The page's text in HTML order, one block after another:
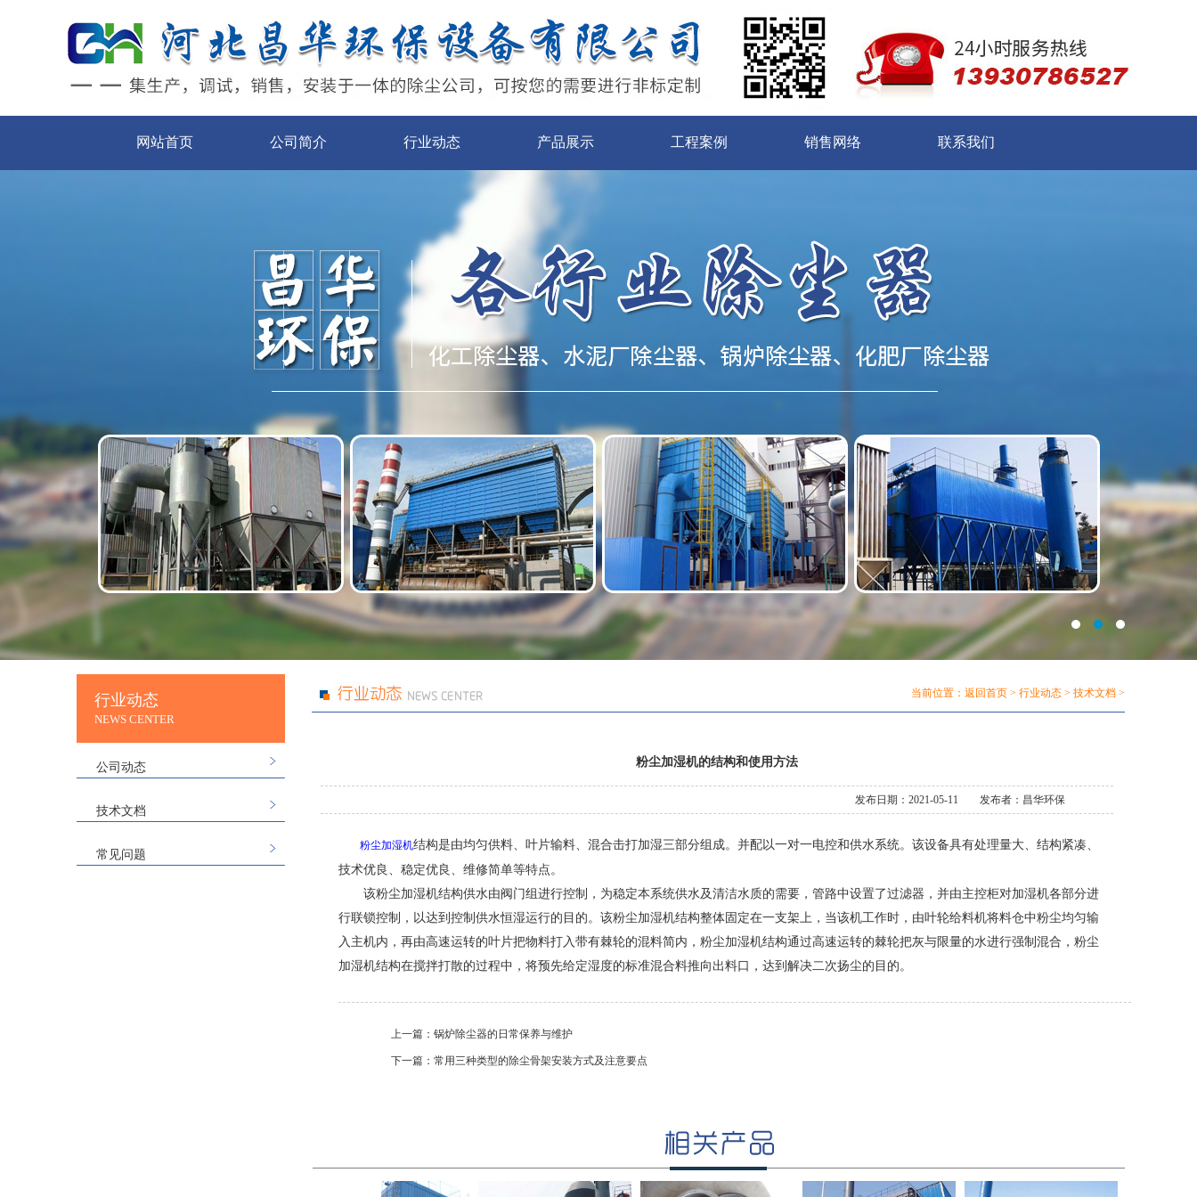
网站首页 公司简介 行业动态 产品展示 工程案例 销售网络 联系我们
行业动态
NEWS CENTER
公司动态
技术文档
常见问题
当前位置： 返回首页 > 行业动态 > 技术文档 >
粉尘加湿机的结构和使用方法
发布者：昌华环保
发布日期：2021-05-11
粉尘加湿机结构是由均匀供料、叶片输料、混合击打加湿三部分组成。并配以一对一电控和供水系统。该设备具有处理量大、结构紧凑、
技术优良、稳定优良、维修简单等特点。
该粉尘加湿机结构供水由阀门组进行控制，为稳定本系统供水及清洁水质的需要，管路中设置了过滤器，并由主控柜对加湿机各部分进
行联锁控制，以达到控制供水恒湿运行的目的。该粉尘加湿机结构整体固定在一支架上，当该机工作时，由叶轮给料机将料仓中粉尘均匀输
入主机内，再由高速运转的叶片把物料打入带有棘轮的混料简内，粉尘加湿机结构通过高速运转的棘轮把灰与限量的水进行强制混合，粉尘
加湿机结构在搅拌打散的过程中，将预先给定湿度的标准混合料推向出料口，达到解决二次扬尘的目的。
上一篇： 锅炉除尘器的日常保养与维护
下一篇： 常用三种类型的除尘骨架安装方式及注意要点